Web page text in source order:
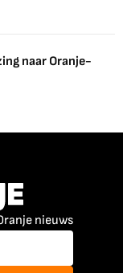
naar Oranje-
nieuws